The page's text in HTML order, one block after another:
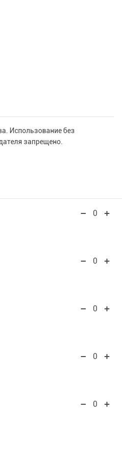
Использование без
запрещено.
0
0
0
0
0